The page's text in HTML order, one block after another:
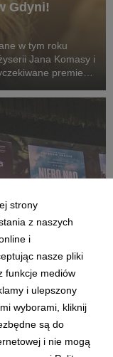
Gdyni!
w tym roku
Jana Komasy i
premiery:
bardzo intensywne
strony
z naszych
i
nasze pliki
funkcje mediów
i ulepszony
wyborami, kliknij
są do
i nie mogą